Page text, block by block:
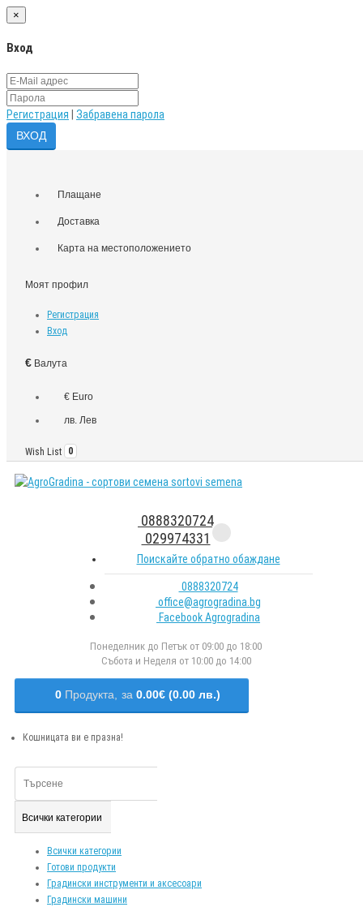
×
Вход
Регистрация Забравена парола
Плащане
Доставка
Карта на местоположението
Моят профил
Регистрация
Вход
€ Валута
€ Euro
лв. Лев
Wish List 0
0888320724
029974331
Поискайте обратно обаждане
0888320724
office@agrogradina.bg
Facebook Agrogradina
Понеделник до Петък от 09:00 до 18:00
Събота и Неделя от 10:00 до 14:00
0 Продукта, за 0.00€ (0.00 лв.)
Кошницата ви е празна!
Всички категории
Всички категории
Готови продукти
Градински инструменти и аксесоари
Градински машини